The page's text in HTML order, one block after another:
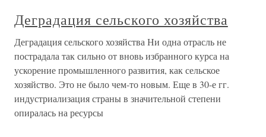
Деградация сельского хозяйства
Деградация сельского хозяйства Ни одна отрасль не
пострадала так сильно от вновь избранного курса на
ускорение промышленного развития, как сельское
хозяйство. Это не было чем-то новым. Еще в 30-е гг.
индустриализация страны в значительной степени
опиралась на ресурсы